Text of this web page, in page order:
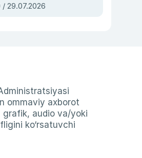
bosh
/ 29.07.2026
ommaviy axborot
grafik, audio va/yoki
ko‘rsatuvchi